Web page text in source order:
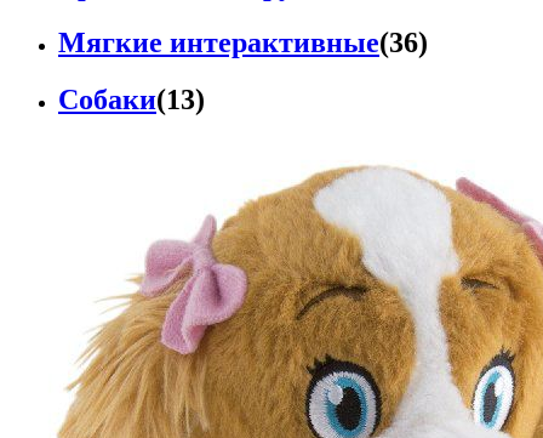
Мягкие интерактивные(36)
Собаки(13)